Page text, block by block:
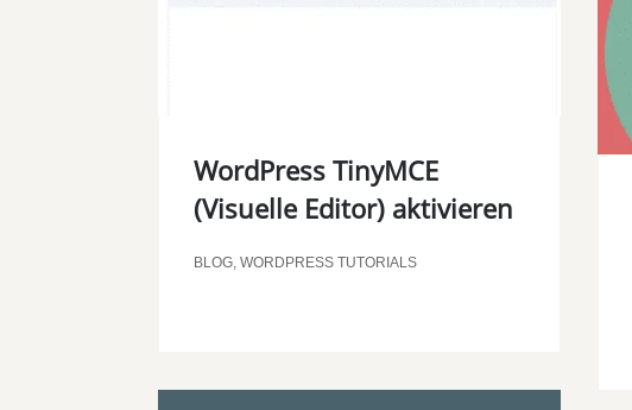
WordPress TinyMCE
(Visuelle Editor) aktivieren
BLOG,WORDPRESS TUTORIALS